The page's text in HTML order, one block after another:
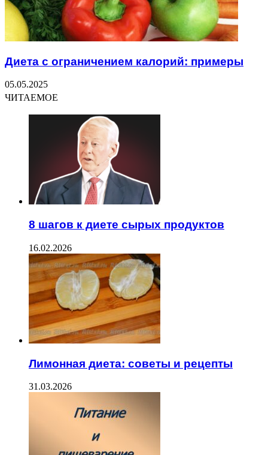
Диета с ограничением калорий: примеры
05.05.2025
ЧИТАЕМОЕ
8 шагов к диете сырых продуктов
16.02.2026
Лимонная диета: советы и рецепты
31.03.2026